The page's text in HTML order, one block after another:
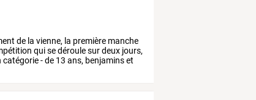
de la vienne, la première manche
quisedéroulesurdeux jours,
catégorie-de 13 ans, benjaminset